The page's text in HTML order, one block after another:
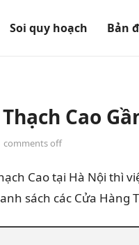
Soi quy hoạch Bản
Cao
comments off
Cao tại Hà Nội thì
sách các Cửa Hàng